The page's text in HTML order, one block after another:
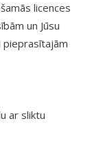
licences
un Jūsu
pieprasītajām
ar sliktu